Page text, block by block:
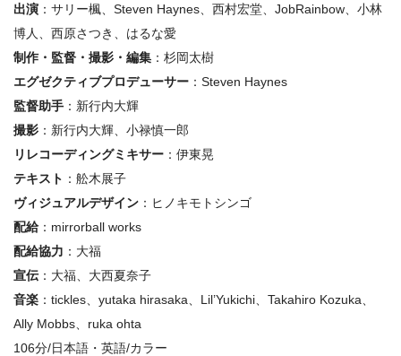
出演 ：サリー楓、Steven Haynes、西村宏堂、JobRainbow、小林
博人、西原さつき、はるな愛
制作・監督・撮影・編集 ：杉岡太樹
エグゼクティブプロデューサー ：Steven Haynes
監督助手 ：新行内大輝
撮影 ：新行内大輝、小禄慎一郎
リレコーディングミキサー ：伊東晃
テキスト ：舩木展子
ヴィジュアルデザイン ：ヒノキモトシンゴ
配給：mirrorball works
配給協力 ：大福
宣伝：大福、大西夏奈子
音楽 ：tickles、yutaka hirasaka、Lil’Yukichi、Takahiro Kozuka、
Ally Mobbs、ruka ohta
106分/日本語・英語/カラー